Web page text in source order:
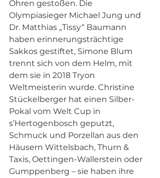
Ohren gestoßen. Die
Olympiasieger Michael Jung und
Dr. Matthias „Tissy“ Baumann
haben erinnerungsträchtige
Sakkos gestiftet, Simone Blum
trennt sich von dem Helm, mit
dem sie in 2018 Tryon
Weltmeisterin wurde. Christine
Stückelberger hat einen Silber-
Pokal vom Welt Cup in
s’Hertogenbosch geputzt,
Schmuck und Porzellan aus den
Häusern Wittelsbach, Thurn &
Taxis, Oettingen-Wallerstein oder
Gumppenberg – sie haben ihre